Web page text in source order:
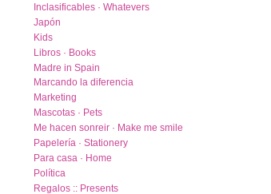
Inclasificables · Whatevers
Japón
Kids
Libros · Books
Madre in Spain
Marcando la diferencia
Marketing
Mascotas · Pets
Me hacen sonreir · Make me smile
Papelería · Stationery
Para casa · Home
Política
Regalos :: Presents